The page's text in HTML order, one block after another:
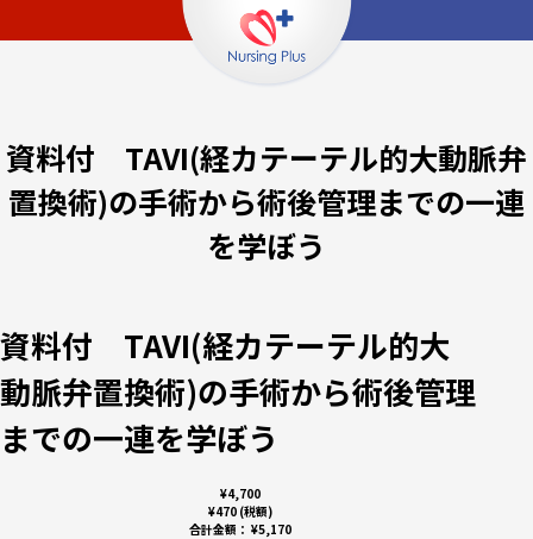
資料付 TAVI(経カテーテル的大動脈弁
置換術)の手術から術後管理までの一連
を学ぼう
資料付 TAVI(経カテーテル的大
動脈弁置換術)の手術から術後管理
までの一連を学ぼう
¥4,700
¥470 (税額)
合計金額： ¥5,170